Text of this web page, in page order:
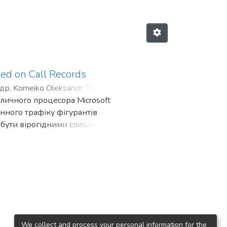
on Call Records
Korneiko Oleksandr; Тіхонов
;Овсянюк Дмитро, Ovsianiuk
процесора Microsoft
трафіку фігурантів
вірогідними спільниками
аналітичних
We collect and process your personal information for the